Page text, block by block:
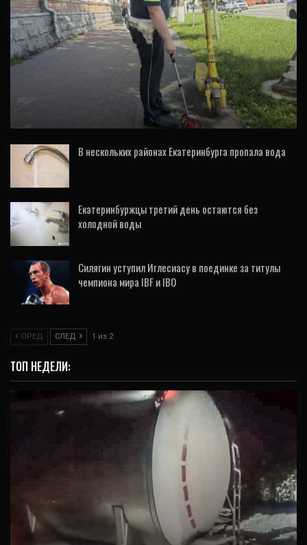
ОБЩЕСТВО
На проспекте Ленина в Екатеринбурге 42-
летний самокатчик сбил ребенка (ФОТО)
В нескольких районах Екатеринбурга пропала вода
Екатеринбуржцы третий день остаются без
холодной воды
Силягин уступил Иглесиасу в поединке за титулы
чемпиона мира IBF и IBO
ПРЕД СЛЕД 1 из 2
ТОП НЕДЕЛИ:
ВИДЕО
На Урале не знают, когда снимут запрет на